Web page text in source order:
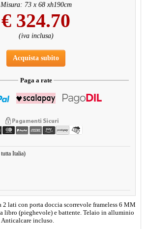
Misura: 73 x 68 xh190cm
€ 324.70
(iva inclusa)
Acquista subito
Paga a rate
Italia)
2 lati con porta doccia scorrevole frameless 6 MM
libro (pieghevole) e battente. Telaio in alluminio
incluso.